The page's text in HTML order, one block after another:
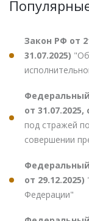
Закон РФ от
31.07.2025)
Федеральный
от 31.07.2025,
под стражей
совершении
Федеральный
от 29.12.2025)
Федерации"